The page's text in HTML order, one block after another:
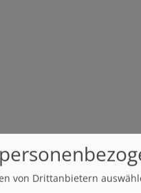
von Drittanbietern